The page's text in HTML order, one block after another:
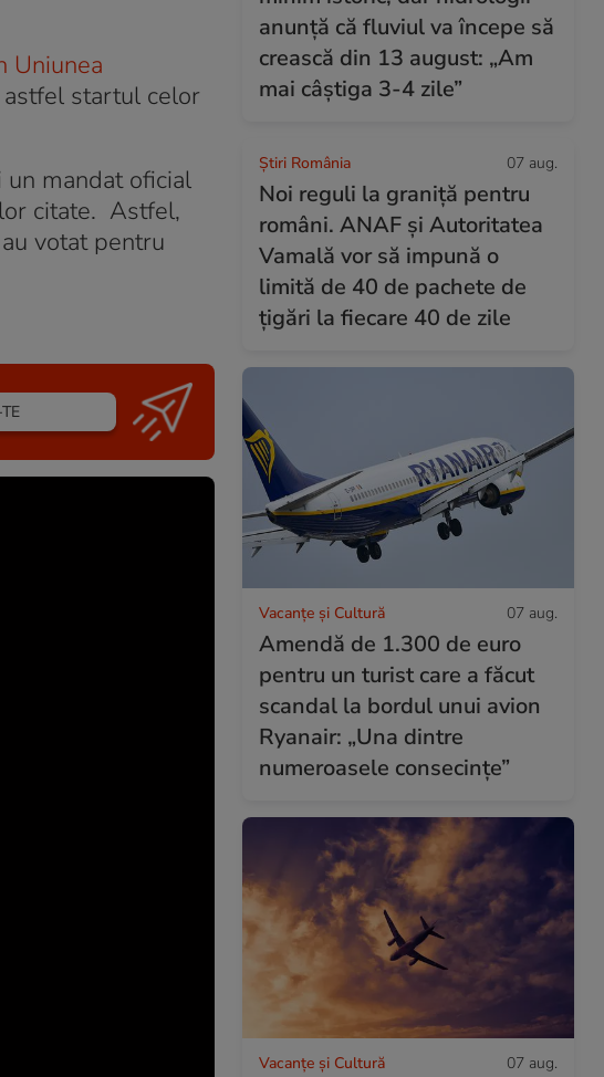
Uniunea
startul celor
mandat oficial
citate. Astfel,
votat pentru
anunță că fluviul va începe să
crească din 13 august: „Am
mai câștiga 3-4 zile”
Știri România 07 aug.
Noi reguli la graniță pentru
români. ANAF și Autoritatea
Vamală vor să impună o
limită de 40 de pachete de
țigări la fiecare 40 de zile
Vacanțe și Cultură 07 aug.
Amendă de 1.300 de euro
pentru un turist care a făcut
scandal la bordul unui avion
Ryanair: „Una dintre
numeroasele consecințe”
Vacanțe și Cultură 07 aug.